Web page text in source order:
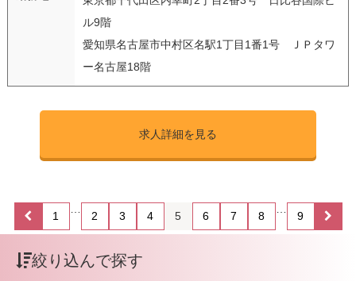
ル9階
愛知県名古屋市中村区名駅1丁目1番1号 ＪＰタワ
ー名古屋18階
求人詳細を見る
1 2 3 4 5 6 7 8 9
絞り込んで探す